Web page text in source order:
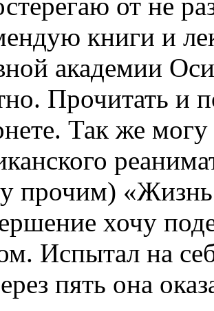
книги и
академии
Прочитать и
Так же
прочим) «Жизнь
хочу
Испытал на
пять она